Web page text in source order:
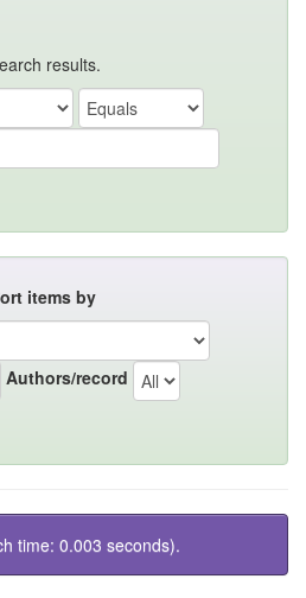
results.
items by
Authors/record
time: 0.003 seconds).